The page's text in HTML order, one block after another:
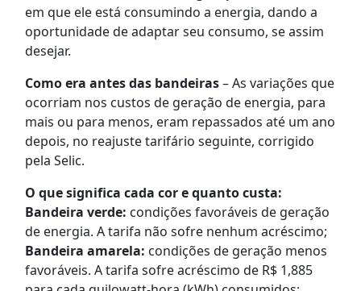
em que ele está consumindo a energia, dando a
oportunidade de adaptar seu consumo, se assim
desejar.
Como era antes das bandeiras– As variações que
ocorriam nos custos de geração de energia, para
mais ou para menos, eram repassados até um ano
depois, no reajuste tarifário seguinte, corrigido
pela Selic.
O que significa cada cor e quanto custa:
Bandeira verde: condições favoráveis de geração
de energia. A tarifa não sofre nenhum acréscimo;
Bandeira amarela: condições de geração menos
favoráveis. A tarifa sofre acréscimo de R$ 1,885